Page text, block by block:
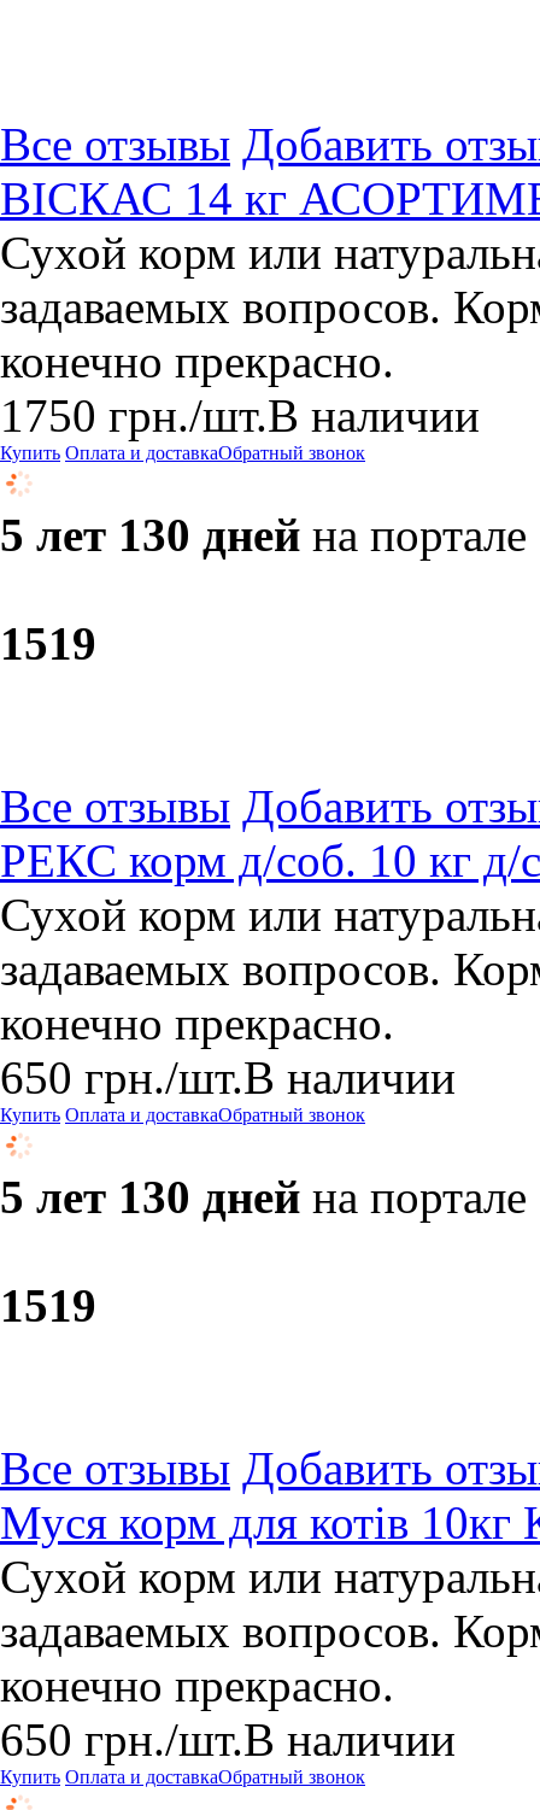
Все отзывы Добавить
ВІСКАС 14 кг
Сухой корм или
задаваемых вопросов.
конечно прекрасно.
1750 грн./шт.В наличии
Купить Оплата и доставкаОбратный звонок
5 лет 130 дней на портале
1519
Все отзывы Добавить
РЕКС корм д/соб. 10 кг д/
Сухой корм или
задаваемых вопросов.
конечно прекрасно.
650 грн./шт.В наличии
Купить Оплата и доставкаОбратный звонок
5 лет 130 дней на портале
1519
Все отзывы Добавить
Муся корм для котів 10кг
Сухой корм или
задаваемых вопросов.
конечно прекрасно.
650 грн./шт.В наличии
Купить Оплата и доставкаОбратный звонок